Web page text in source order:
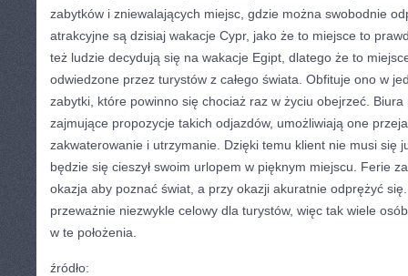
zabytków i zniewalających miejsc, gdzie można swobodnie
atrakcyjne są dzisiaj wakacje Cypr, jako że to miejsce to
też ludzie decydują się na wakacje Egipt, dlatego że to
odwiedzone przez turystów z całego świata. Obfituje ono w
zabytki, które powinno się chociaż raz w życiu obejrzeć. Biura
zajmujące propozycje takich odjazdów, umożliwiają one
zakwaterowanie i utrzymanie. Dzięki temu klient nie musi się
będzie się cieszył swoim urlopem w pięknym miejscu. Ferie
okazja aby poznać świat, a przy okazji akuratnie odprężyć
przeważnie niezwykle celowy dla turystów, więc tak wiele
w te położenia.
źródło: